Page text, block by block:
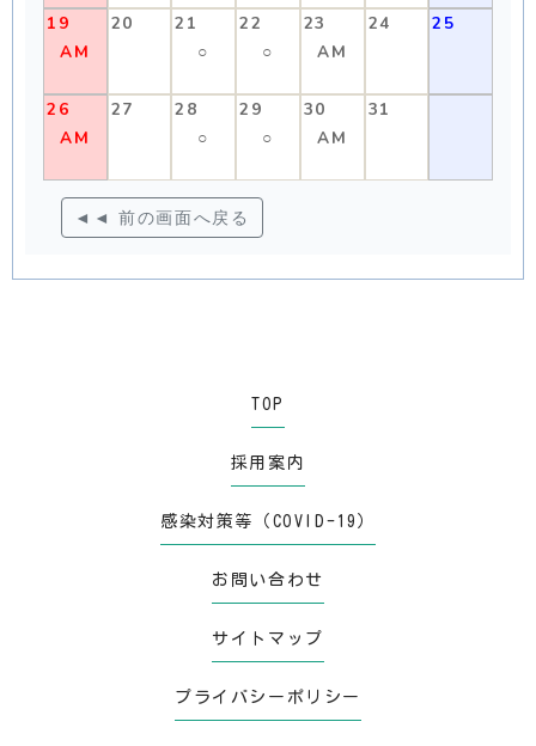
19
AM
20
21
○
22
○
23
AM
24 25
26
AM
27
28
○
29
○
30
AM
31
◄◄ 前の画面へ戻る
TOP
採用案内
感染対策等（COVID-19）
お問い合わせ
サイトマップ
プライバシーポリシー